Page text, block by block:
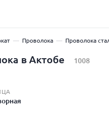
Проволока Проволока
в Актобе
1008